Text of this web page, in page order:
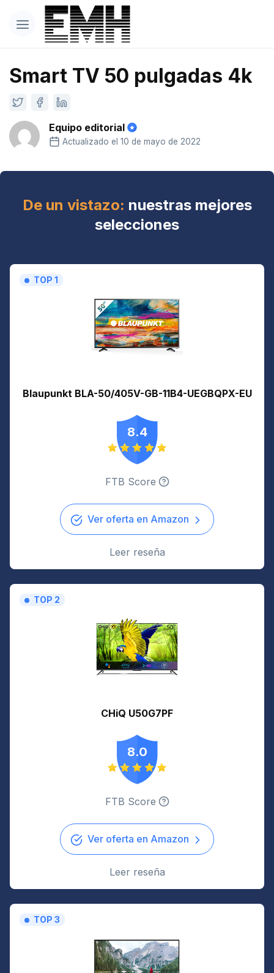
Smart TV 50 pulgadas 4k
Equipo editorial
Actualizado el 10 de mayo de 2022
De un vistazo: nuestras mejores
selecciones
TOP 1
Blaupunkt BLA-50/405V-GB-11B4-UEGBQPX-EU
8.4
FTB Score
Ver oferta en Amazon
Leer reseña
TOP 2
CHiQ U50G7PF
8.0
FTB Score
Ver oferta en Amazon
Leer reseña
TOP 3